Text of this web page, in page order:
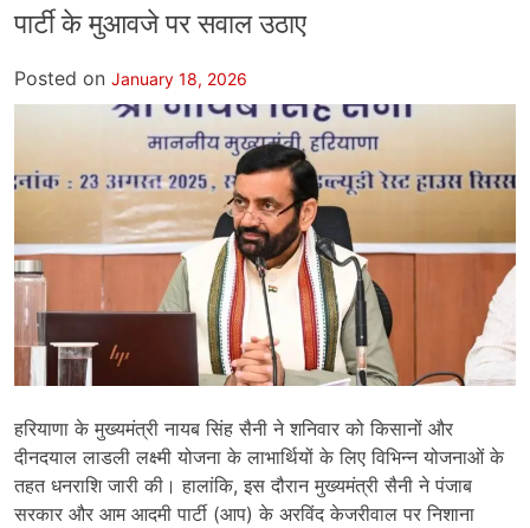
पार्टी के मुआवजे पर सवाल उठाए
Posted on January 18, 2026
हरियाणा के मुख्यमंत्री नायब सिंह सैनी ने शनिवार को किसानों और
दीनदयाल लाडली लक्ष्मी योजना के लाभार्थियों के लिए विभिन्न योजनाओं के
तहत धनराशि जारी की। हालांकि, इस दौरान मुख्यमंत्री सैनी ने पंजाब
सरकार और आम आदमी पार्टी (आप) के अरविंद केजरीवाल पर निशाना